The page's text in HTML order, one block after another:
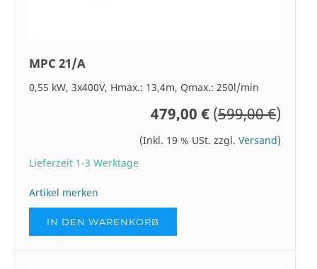
MPC 21/A
0,55 kW, 3x400V, Hmax.: 13,4m, Qmax.: 250l/min
479,00 € (599,00 €)
(Inkl. 19 % USt. zzgl. Versand)
Lieferzeit 1-3 Werktage
Artikel merken
IN DEN WARENKORB